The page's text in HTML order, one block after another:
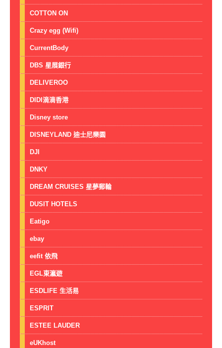
COTTON ON
Crazy egg (Wifi)
CurrentBody
DBS 星展銀行
DELIVEROO
DIDI滴滴香港
Disney store
DISNEYLAND 迪士尼樂園
DJI
DNKY
DREAM CRUISES 星夢郵輪
DUSIT HOTELS
Eatigo
ebay
eefit 依飛
EGL東瀛遊
ESDLIFE 生活易
ESPRIT
ESTEE LAUDER
eUKhost